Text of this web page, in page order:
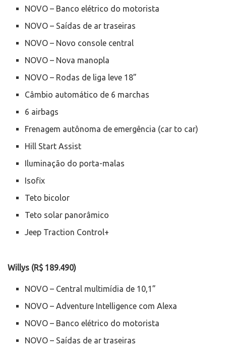
NOVO – Banco elétrico do motorista
NOVO – Saídas de ar traseiras
NOVO – Novo console central
NOVO – Nova manopla
NOVO – Rodas de liga leve 18”
Câmbio automático de 6 marchas
6 airbags
Frenagem autônoma de emergência (car to car)
Hill Start Assist
Iluminação do porta-malas
Isofix
Teto bicolor
Teto solar panorâmico
Jeep Traction Control+
Willys (R$ 189.490)
NOVO – Central multimídia de 10,1”
NOVO – Adventure Intelligence com Alexa
NOVO – Banco elétrico do motorista
NOVO – Saídas de ar traseiras